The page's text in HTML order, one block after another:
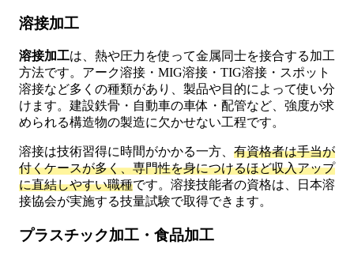
溶接加工
溶接加工は、熱や圧力を使って金属同士を接合する加工
方法です。アーク溶接・MIG溶接・TIG溶接・スポット
溶接など多くの種類があり、製品や目的によって使い分
けます。建設鉄骨・自動車の車体・配管など、強度が求
められる構造物の製造に欠かせない工程です。
溶接は技術習得に時間がかかる一方、 有資格者は手当が
付くケースが多く、専門性を身につけるほど収入アップ
に直結しやすい職種です。溶接技能者の資格は、日本溶
接協会が実施する技量試験で取得できます。
プラスチック加工・食品加工